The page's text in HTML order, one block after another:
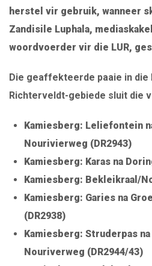
herstel vir gebruik, wanneer
Zandisile Luphala,
woordvoerder vir die LUR,
Die geaffekteerde paaie in die
Richterveldt-gebiede sluit die
Kamiesberg: Leliefontein
Nourivierweg (DR2943)
Kamiesberg: Karas na
Kamiesberg: Bekleikraal/
Kamiesberg: Garies na
(DR2938)
Kamiesberg: Struderpas
Nouriverweg (DR2944/43)